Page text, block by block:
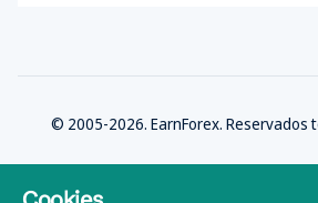
© 2005-2026. EarnForex. Reservados